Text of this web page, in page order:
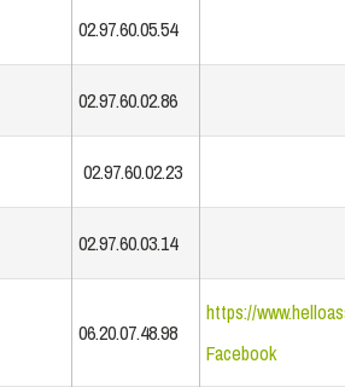
02.97.60.05.54
02.97.60.02.86
02.97.60.02.23
02.97.60.03.14
06.20.07.48.98
https://
Facebook